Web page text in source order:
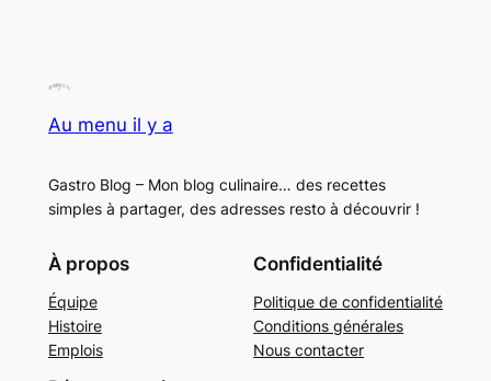
Au menu il y a
Gastro Blog – Mon blog culinaire… des recettes
simples à partager, des adresses resto à découvrir !
À propos
Équipe
Histoire
Emplois
Confidentialité
Politique de confidentialité
Conditions générales
Nous contacter